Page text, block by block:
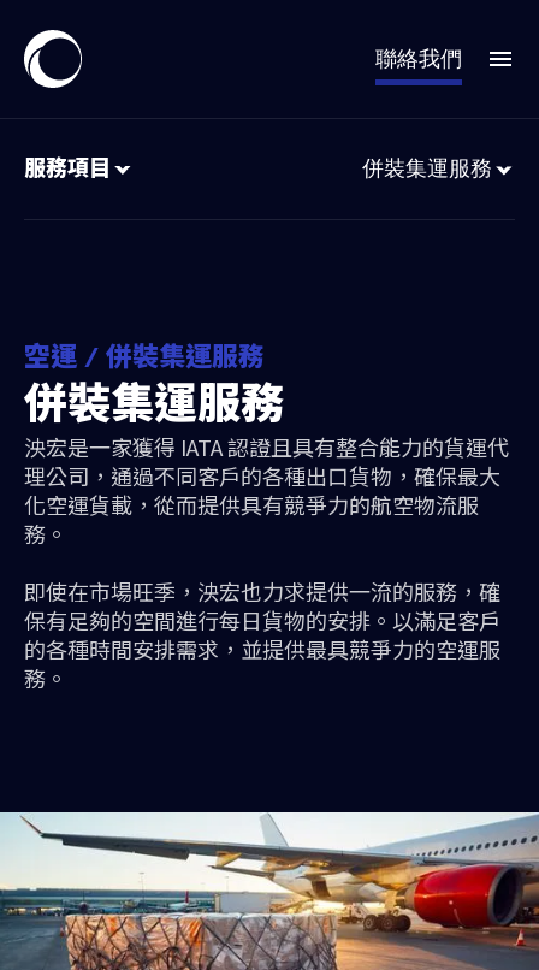
聯絡我們
空運 / 併裝集運服務
併裝集運服務
泱宏是一家獲得 IATA 認證且具有整合能力的貨運代
理公司，通過不同客戶的各種出口貨物，確保最大
化空運貨載，從而提供具有競爭力的航空物流服
務。
即使在市場旺季，泱宏也力求提供一流的服務，確
保有足夠的空間進行每日貨物的安排。以滿足客戶
的各種時間安排需求，並提供最具競爭力的空運服
務。
服務項目 併裝集運服務